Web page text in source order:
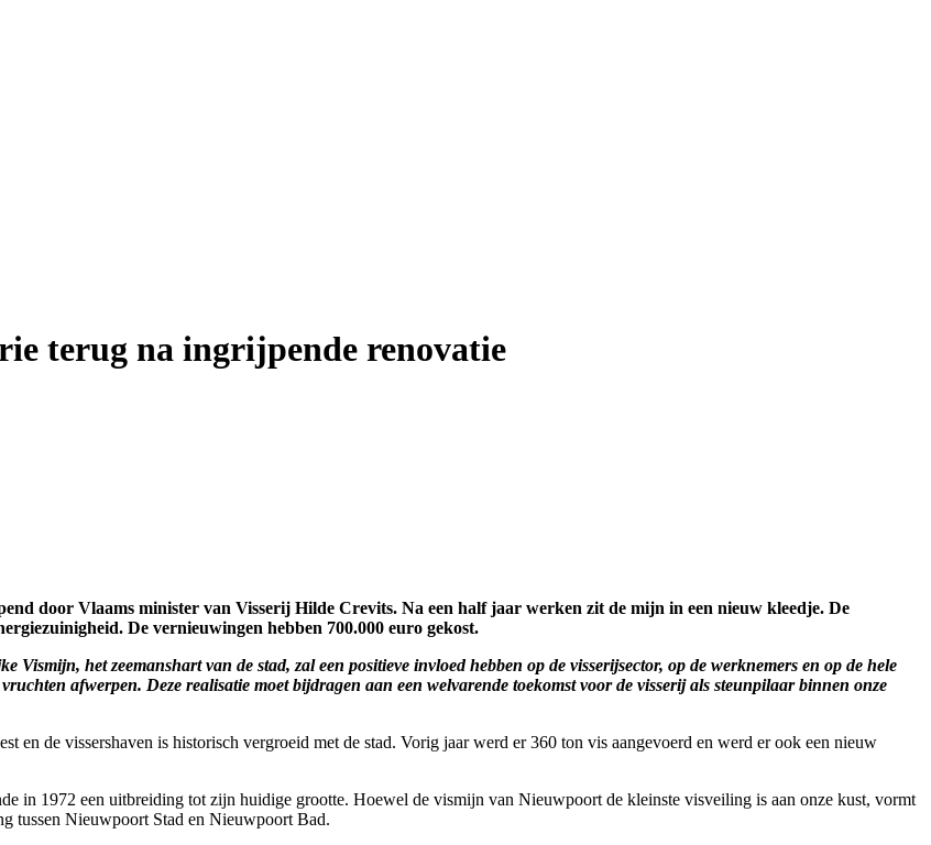
terug na ingrijpende renovatie
door Vlaams minister van Visserij Hilde Crevits. Na een half jaar werken zit de mijn in een nieuw kleedje. De
De vernieuwingen hebben 700.000 euro gekost.
het zeemanshart van de stad, zal een positieve invloed hebben op de visserijsector, op de werknemers en op de hele
afwerpen. Deze realisatie moet bijdragen aan een welvarende toekomst voor de visserij als steunpilaar binnen onze
en de vissershaven is historisch vergroeid met de stad. Vorig jaar werd er 360 ton vis aangevoerd en werd er ook een nieuw
in 1972 een uitbreiding tot zijn huidige grootte. Hoewel de vismijn van Nieuwpoort de kleinste visveiling is aan onze kust, vormt
tussen Nieuwpoort Stad en Nieuwpoort Bad.